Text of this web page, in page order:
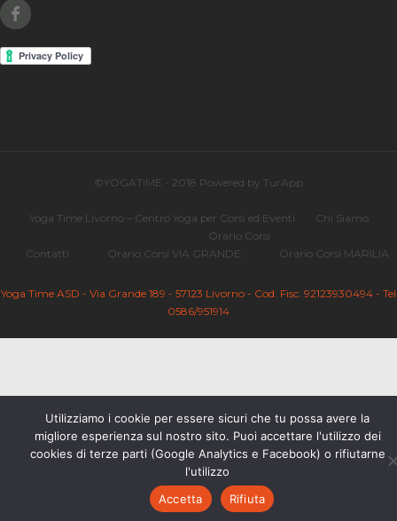
©YOGATIME - 2018 Powered by TurApp
Yoga Time Livorno – Centro Yoga per Corsi ed Eventi Chi Siamo
Contatti
Orario Corsi
Orario Corsi VIA GRANDE
Orario Corsi MARILIA
Yoga Time ASD - Via Grande 189 - 57123 Livorno - Cod. Fisc. 92123930494 - Tel
0586/951914
Utilizziamo i cookie per essere sicuri che tu possa avere la
migliore esperienza sul nostro sito. Puoi accettare l'utilizzo dei
cookies di terze parti (Google Analytics e Facebook) o rifiutarne
l'utilizzo
Accetta
Rifiuta